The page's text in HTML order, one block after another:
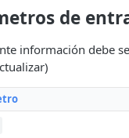
de
información debe